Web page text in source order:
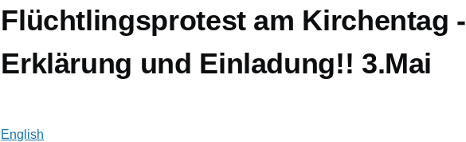
Flüchtlingsprotest am Kirchentag -
Erklärung und Einladung!! 3.Mai
English